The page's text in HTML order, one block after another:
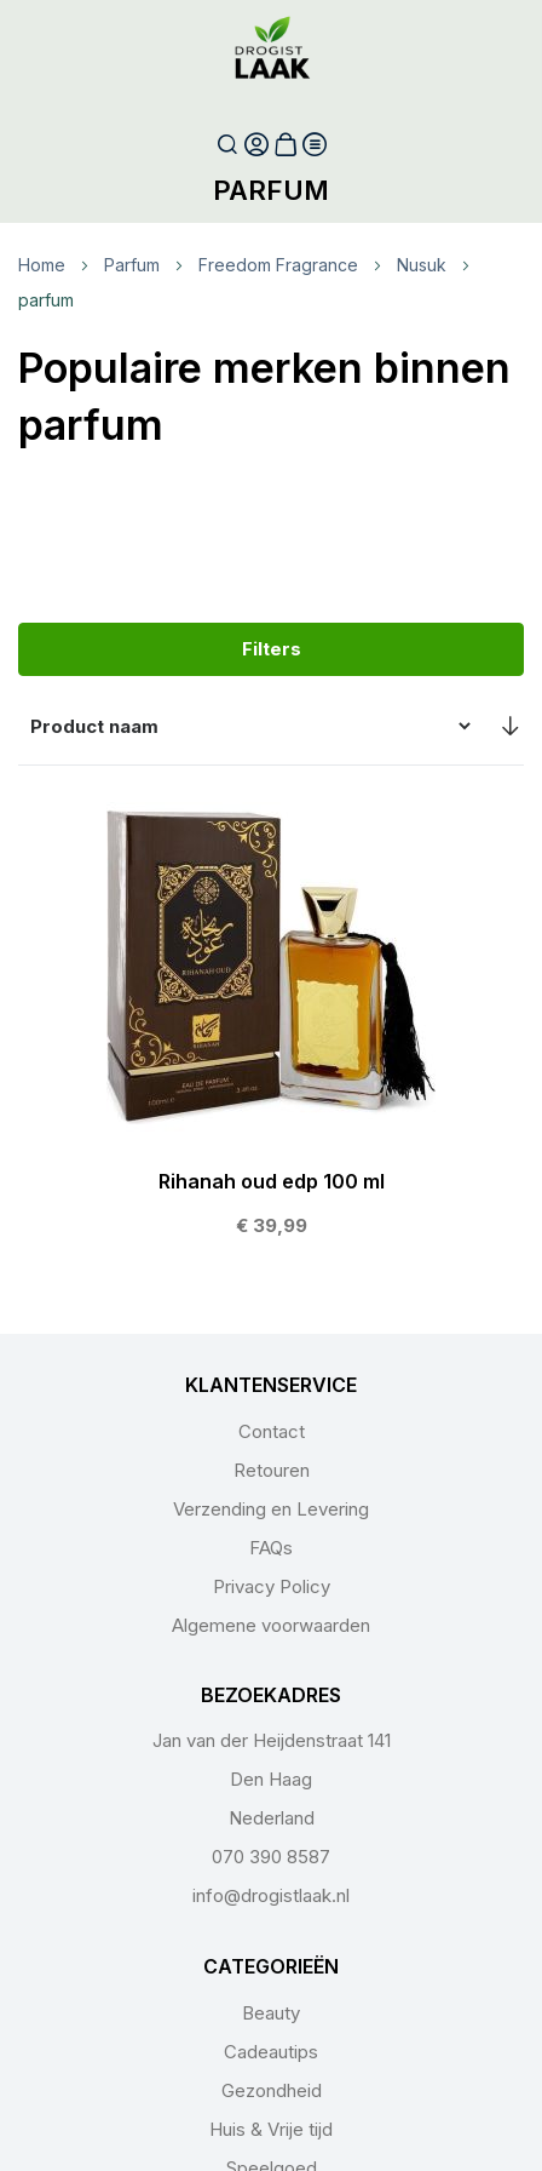
PARFUM
Home Parfum Freedom Fragrance
Nusuk
parfum
Populaire merken binnen
parfum
Filters
Rihanah oud edp 100 ml
€ 39,99
KLANTENSERVICE
Contact
Retouren
Verzending en Levering
FAQs
Privacy Policy
Algemene voorwaarden
BEZOEKADRES
Jan van der Heijdenstraat 141
Den Haag
Nederland
070 390 8587
info@drogistlaak.nl
CATEGORIEËN
Beauty
Cadeautips
Gezondheid
Huis & Vrije tijd